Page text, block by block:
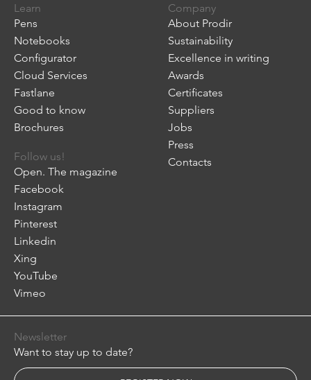
Learn
Pens
Notebooks
Configurator
Cloud Services
Fastlane
Good to know
Brochures
Company
About Prodir
Sustainability
Excellence in writing
Awards
Certificates
Suppliers
Jobs
Press
Contacts
Follow us!
Open. The magazine
Facebook
Instagram
Pinterest
Linkedin
Xing
YouTube
Vimeo
Newsletter
Want to stay up to date?